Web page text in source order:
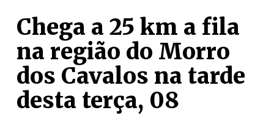
Chega a 25 km a fila
na região do Morro
dos Cavalos na tarde
desta terça, 08